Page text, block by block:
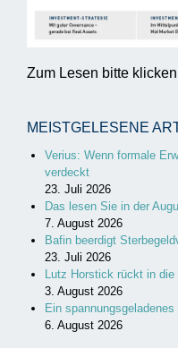
Zum Lesen bitte klicken
MEISTGELESENE
Verius: Wenn formale
verdeckt
23. Juli 2026
Das lesen Sie in der
7. August 2026
Bafin beerdigt
23. Juli 2026
Lutz Horstick rückt in
3. August 2026
Ein
6. August 2026